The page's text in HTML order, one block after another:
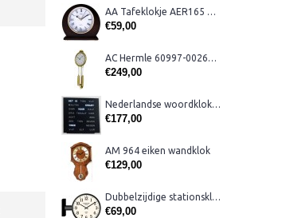
AA Tafeklokje AER165 noten
€59,00
AC Hermle 60997-00261 wandklok
€249,00
Nederlandse woordklok zwart AMS 1265
€177,00
AM 964 eiken wandklok
€129,00
Dubbelzijdige stationsklok metaal 1879
€69,00